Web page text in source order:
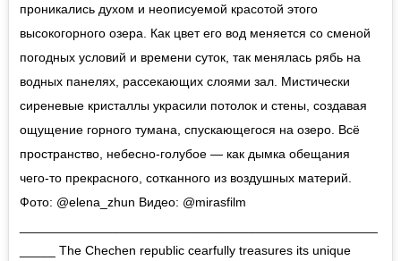
проникались духом и неописуемой красотой этого
высокогорного озера. Как цвет его вод меняется со сменой
погодных условий и времени суток, так менялась рябь на
водных панелях, рассекающих слоями зал. Мистически
сиреневые кристаллы украсили потолок и стены, создавая
ощущение горного тумана, спускающегося на озеро. Всё
пространство, небесно-голубое — как дымка обещания
чего-то прекрасного, сотканного из воздушных материй.
Фото: @elena_zhun Видео: @mirasfilm
_____ The Chechen republic cearfully treasures its unique